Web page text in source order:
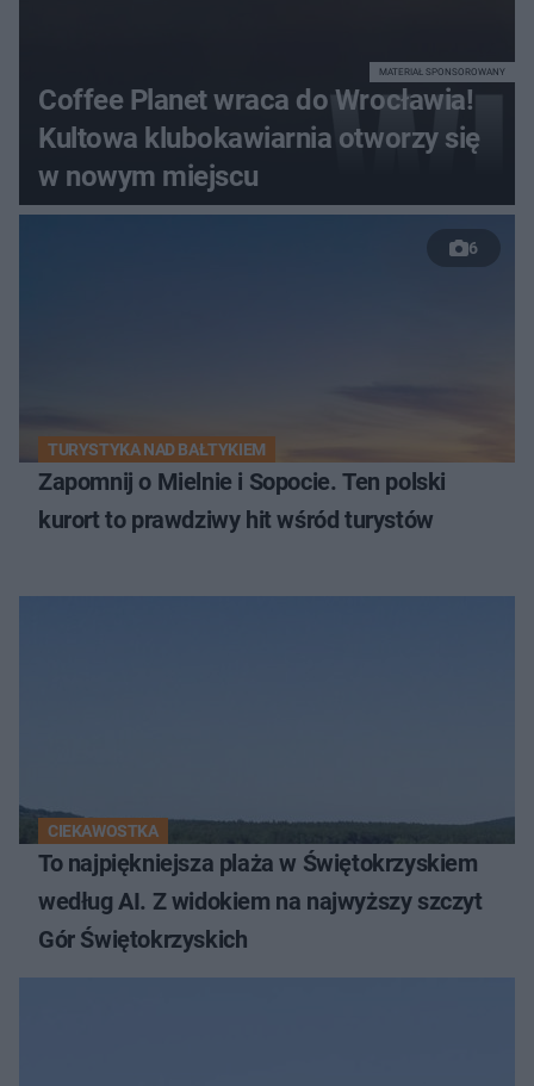
Coffee Planet wraca do Wrocławia!
Kultowa klubokawiarnia otworzy się
w nowym miejscu
MATERIAŁ SPONSOROWANY
6
TURYSTYKA NAD BAŁTYKIEM
Zapomnij o Mielnie i Sopocie. Ten polski
kurort to prawdziwy hit wśród turystów
CIEKAWOSTKA
To najpiękniejsza plaża w Świętokrzyskiem
według AI. Z widokiem na najwyższy szczyt
Gór Świętokrzyskich